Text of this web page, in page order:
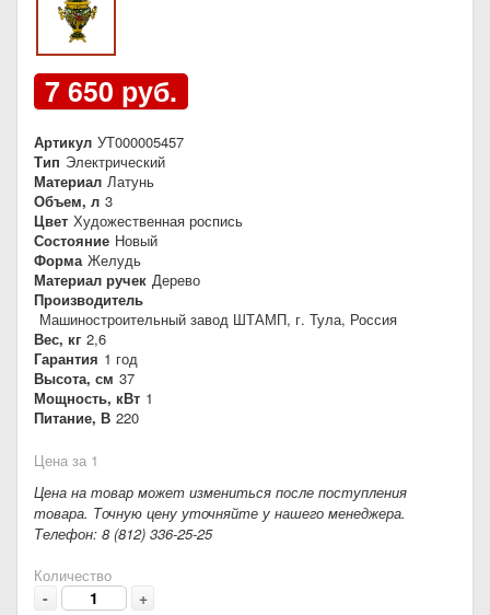
7 650 руб.
Артикул УТ000005457
Тип Электрический
Материал Латунь
Объем, л 3
Цвет Художественная роспись
Состояние Новый
Форма Желудь
Материал ручек Дерево
Производитель
Машиностроительный завод ШТАМП, г. Тула, Россия
Вес, кг 2,6
Гарантия 1 год
Высота, см 37
Мощность, кВт 1
Питание, В 220
Цена за 1
Цена на товар может измениться после поступления
товара. Точную цену уточняйте у нашего менеджера.
Телефон: 8 (812) 336-25-25
Количество
- +